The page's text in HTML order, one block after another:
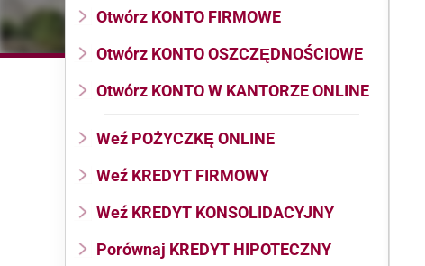
Otwórz KONTO FIRMOWE
Otwórz KONTO OSZCZĘDNOŚCIOWE
Otwórz KONTO W KANTORZE ONLINE
Weź POŻYCZKĘ ONLINE
Weź KREDYT FIRMOWY
Weź KREDYT KONSOLIDACYJNY
Porównaj KREDYT HIPOTECZNY